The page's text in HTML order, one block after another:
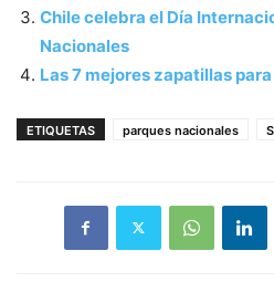
Chile celebra el Día
Nacionales
Las 7 mejores zapatillas
ETIQUETAS parques nacionales